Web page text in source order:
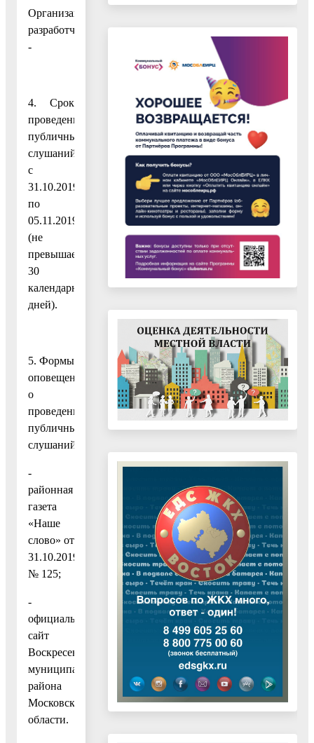
Организация
разработчик:
-
4. Срок
проведения
публичных
слушаний:
с
31.10.2019
по
05.11.2019
(не
превышает
30
календарных
дней).
5. Формы
оповещения
о
проведении
публичных
слушаний:
-
районная
газета
«Наше
слово» от
31.10.2019
№ 125;
-
официальный
сайт
Воскресенского
муниципального
района
Московской
области.